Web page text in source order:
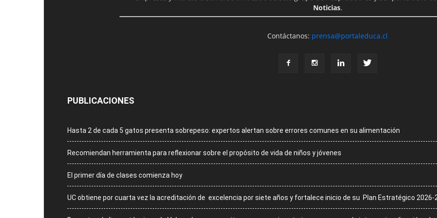
Noticias.
Contáctanos: prensa@portaleduca.cl
PUBLICACIONES
Hasta 2 de cada 5 gatos presenta sobrepeso: expertos alertan sobre errores comunes en su alimentación
Recomiendan herramienta para reflexionar sobre el propósito de vida de niños y jóvenes
El primer día de clases comienza hoy
UC obtiene por cuarta vez la acreditación de excelencia por siete años y fortalece inicio de su Plan Estratégico 2026-